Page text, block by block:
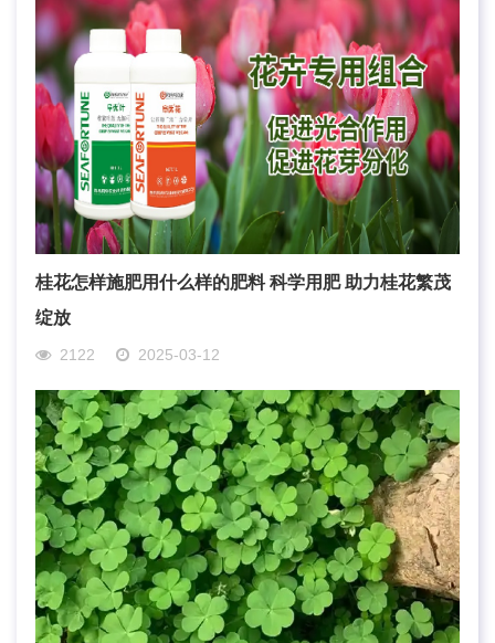
桂花怎样施肥用什么样的肥料 科学用肥 助力桂花繁茂
绽放
2122 2025-03-12